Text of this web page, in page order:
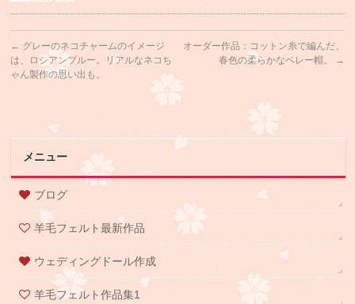
← グレーのネコチャームのイメージ
は、ロシアンブルー。リアルなネコち
ゃん製作の思い出も。
オーダー作品：コットン糸で編んだ、
春色の柔らかなベレー帽。
→
メニュー
ブログ
羊毛フェルト最新作品
ウェディングドール作成
羊毛フェルト作品集1